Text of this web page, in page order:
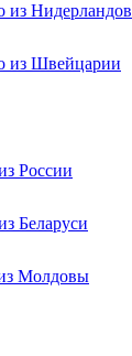
из Нидерландов
из Швейцарии
России
Беларуси
Молдовы